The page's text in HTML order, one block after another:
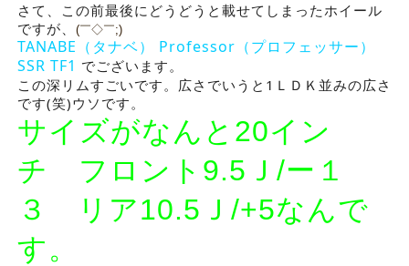
さて、この前最後にどうどうと載せてしまったホイール
ですが、
(￣◇￣;)
TANABE（タナベ） Professor（プロフェッサー）
SSR TF1 でございます。
この深リムすごいです。広さでいうと1ＬＤＫ並みの広さ
です(笑)ウソです。
サイズがなんと20イン
チ フロント9.5Ｊ/ー１
３ リア10.5Ｊ/+5なんで
す。